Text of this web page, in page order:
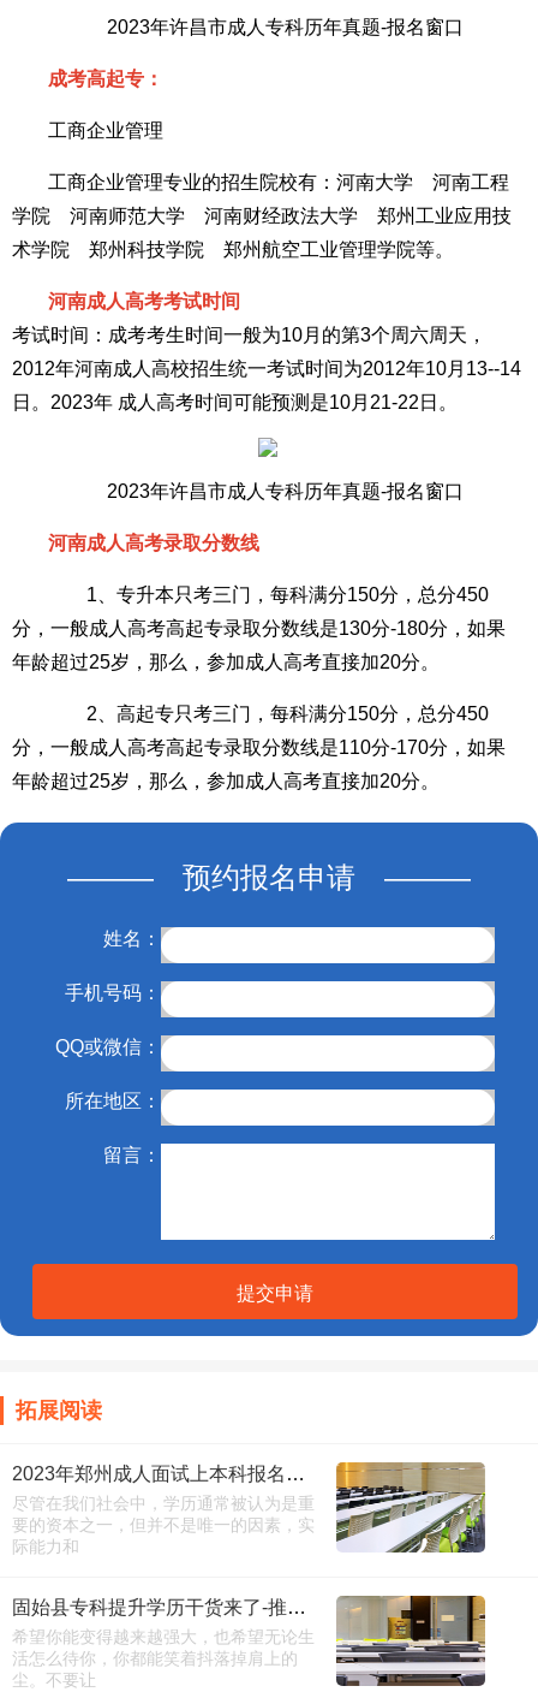
2023年许昌市成人专科历年真题-报名窗口
成考高起专：
工商企业管理
工商企业管理专业的招生院校有：河南大学 河南工程
学院 河南师范大学 河南财经政法大学 郑州工业应用技
术学院 郑州科技学院 郑州航空工业管理学院等。
河南成人高考考试时间
考试时间：成考考生时间一般为10月的第3个周六周天，
2012年河南成人高校招生统一考试时间为2012年10月13--14
日。2023年 成人高考时间可能预测是10月21-22日。
2023年许昌市成人专科历年真题-报名窗口
河南成人高考录取分数线
1、专升本只考三门，每科满分150分，总分450
分，一般成人高考高起专录取分数线是130分-180分，如果
年龄超过25岁，那么，参加成人高考直接加20分。
2、高起专只考三门，每科满分150分，总分450
分，一般成人高考高起专录取分数线是110分-170分，如果
年龄超过25岁，那么，参加成人高考直接加20分。
——— 预约报名申请 ———
姓名：
手机号码：
QQ或微信：
所在地区：
留言：
提交申请
拓展阅读
2023年郑州成人面试上本科报名截止时间-百度百科
尽管在我们社会中，学历通常被认为是重
要的资本之一，但并不是唯一的因素，实
际能力和
固始县专科提升学历干货来了-推荐院校
希望你能变得越来越强大，也希望无论生
活怎么待你，你都能笑着抖落掉肩上的
尘。不要让